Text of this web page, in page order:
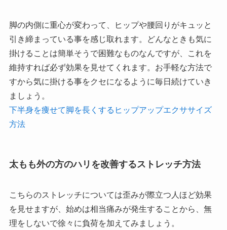
脚の内側に重心が変わって、ヒップや腰回りがキュッと
引き締まっている事を感じ取れます。どんなときも気に
掛けることは簡単そうで困難なものなんですが、これを
維持すれば必ず効果を見せてくれます。お手軽な方法で
すから気に掛ける事をクセになるように毎日続けていき
ましょう。
下半身を痩せて脚を長くするヒップアップエクササイズ
方法
太もも外の方のハリを改善するストレッチ方法
こちらのストレッチについては歪みが際立つ人ほど効果
を見せますが、始めは相当痛みが発生することから、無
理をしないで徐々に負荷を加えてみましょう。